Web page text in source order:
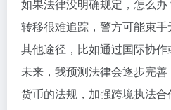
如果法律没明确规定，怎么
转移很难追踪，警方可能束
其他途径，比如通过国际协作
未来，我预测法律会逐步完
货币的法规，加强跨境执法